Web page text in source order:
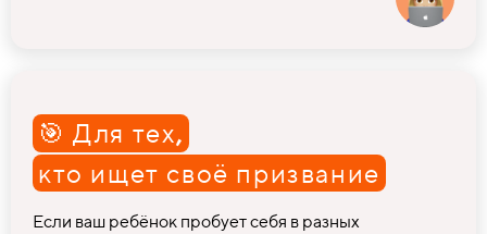
🎯 Для тех,
кто ищет своё призвание
Если ваш ребёнок пробует себя в разных